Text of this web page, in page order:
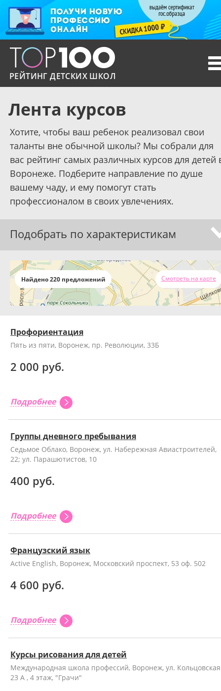
РЕЙТИНГ ДЕТСКИХ ШКОЛ
Лента курсов
Хотите, чтобы ваш ребенок реализовал свои
таланты вне обычной школы? Мы собрали для
вас рейтинг самых различных курсов для детей
Воронеже. Подберите направление по душе
вашему чаду, и ему помогут стать
профессионалом в своих увлечениях.
Подобрать по характеристикам
Найдено 220 предложений Смотреть на карте
Профориентация
Пять из пяти, Воронеж, пр. Революции, 33Б
2 000 руб.
Подробнее
Группы дневного пребывания
Седьмое Облако, Воронеж, ул. Набережная Авиастроителей,
22; ул. Парашютистов, 10
400 руб.
Подробнее
Французский язык
Active English, Воронеж, Московский проспект, 53 оф. 502
4 600 руб.
Подробнее
Курсы рисования для детей
Международная школа профессий, Воронеж, ул. Кольцовская
23 А , 4 этаж, "Грачи"